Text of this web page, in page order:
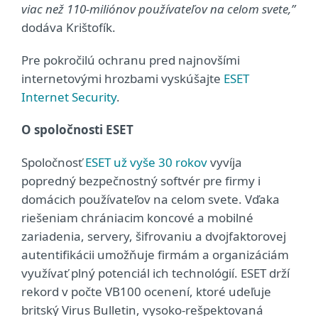
viac než 110-miliónov používateľov na celom svete,”
dodáva Krištofík.
Pre pokročilú ochranu pred najnovšími
internetovými hrozbami vyskúšajte ESET
Internet Security.
O spoločnosti ESET
SpoločnosťESET už vyše 30 rokovvyvíja
popredný bezpečnostný softvér pre firmy i
domácich používateľov na celom svete. Vďaka
riešeniam chrániacim koncové a mobilné
zariadenia, servery, šifrovaniu a dvojfaktorovej
autentifikácii umožňuje firmám a organizáciám
využívať plný potenciál ich technológií. ESET drží
rekord v počte VB100 ocenení, ktoré udeľuje
britský Virus Bulletin, vysoko-rešpektovaná